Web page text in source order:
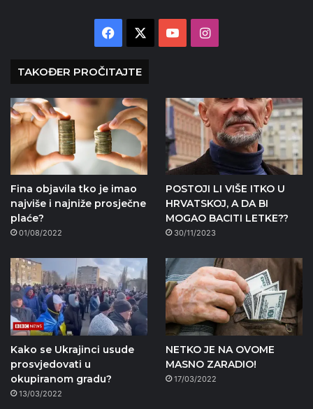
Facebook YouTubeInstagram
TAKOĐER PROČITAJTE
Fina objavila tko je imao
najviše i najniže prosječne
plaće?
01/08/2022
POSTOJI LI VIŠE ITKO U
HRVATSKOJ, A DA BI
MOGAO BACITI LETKE??
30/11/2023
Kako se Ukrajinci usude
prosvjedovati u
okupiranom gradu?
13/03/2022
NETKO JE NA OVOME
MASNO ZARADIO!
17/03/2022